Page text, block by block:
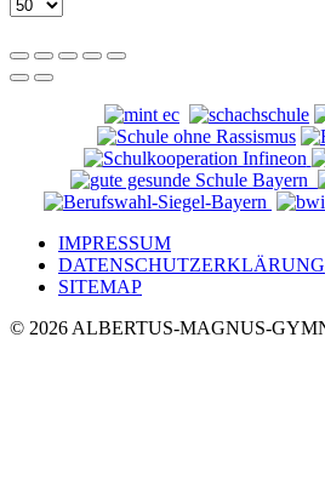
IMPRESSUM
DATENSCHUTZERKLÄRUNG
SITEMAP
© 2026 ALBERTUS-MAGNUS-